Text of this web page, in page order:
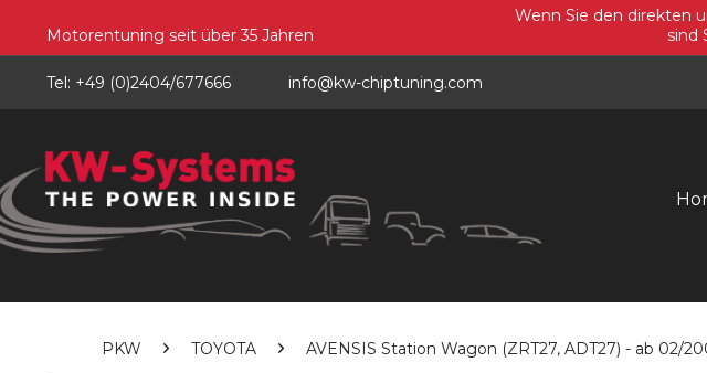
Motorentuning seit über 35 Jahren
Wenn Sie den direkten
sind
Tel: +49 (0)2404/677666 info@kw-chiptuning.com
PKW TOYOTA AVENSIS Station Wagon (ZRT27, ADT27) - ab 02/